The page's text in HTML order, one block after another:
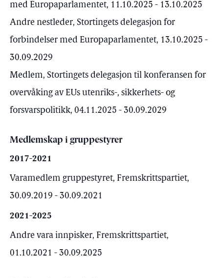
med Europaparlamentet, 11.10.2025 - 13.10.2025
Andre nestleder, Stortingets delegasjon for
forbindelser med Europaparlamentet, 13.10.2025 -
30.09.2029
Medlem, Stortingets delegasjon til konferansen for
overvåking av EUs utenriks-, sikkerhets- og
forsvarspolitikk, 04.11.2025 - 30.09.2029
Medlemskap i gruppestyrer
2017-2021
Varamedlem gruppestyret, Fremskrittspartiet,
30.09.2019 - 30.09.2021
2021-2025
Andre vara innpisker, Fremskrittspartiet,
01.10.2021 - 30.09.2025